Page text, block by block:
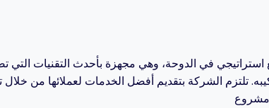
في الدوحة، وهي مجهزة بأحدث التقنيات التي
تلتزم الشركة بتقديم أفضل الخدمات لعملائها من خلال